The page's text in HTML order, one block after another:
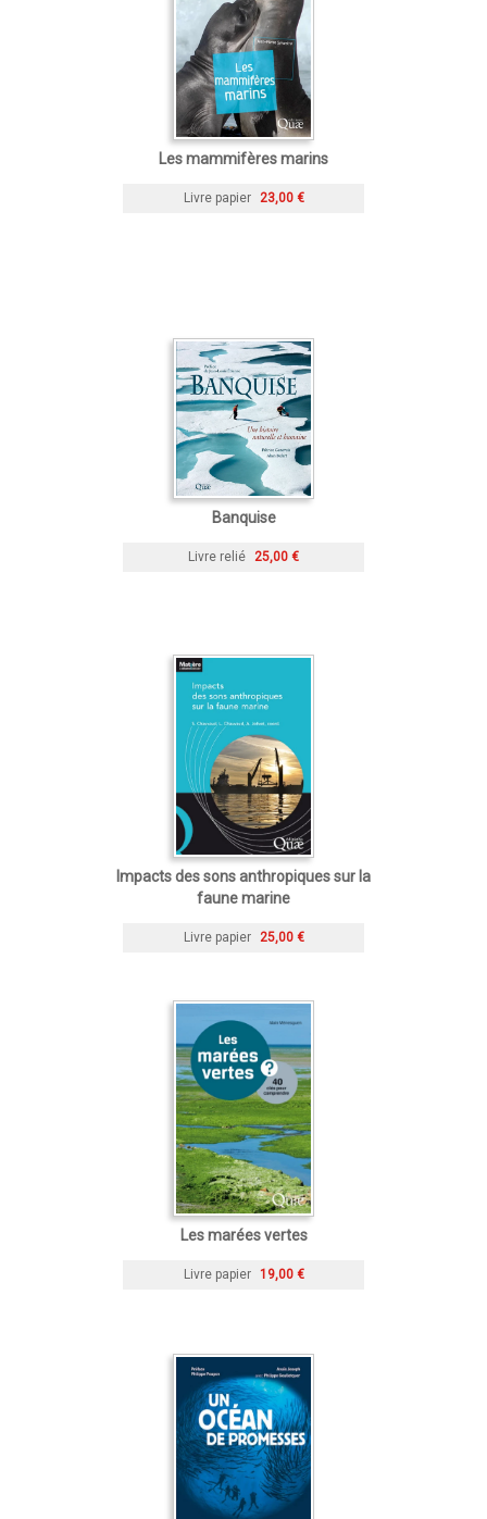
Les mammifères marins
Livre papier 23,00 €
Banquise
Livre relié 25,00 €
Impacts des sons anthropiques sur la
faune marine
Livre papier 25,00 €
Les marées vertes
Livre papier 19,00 €